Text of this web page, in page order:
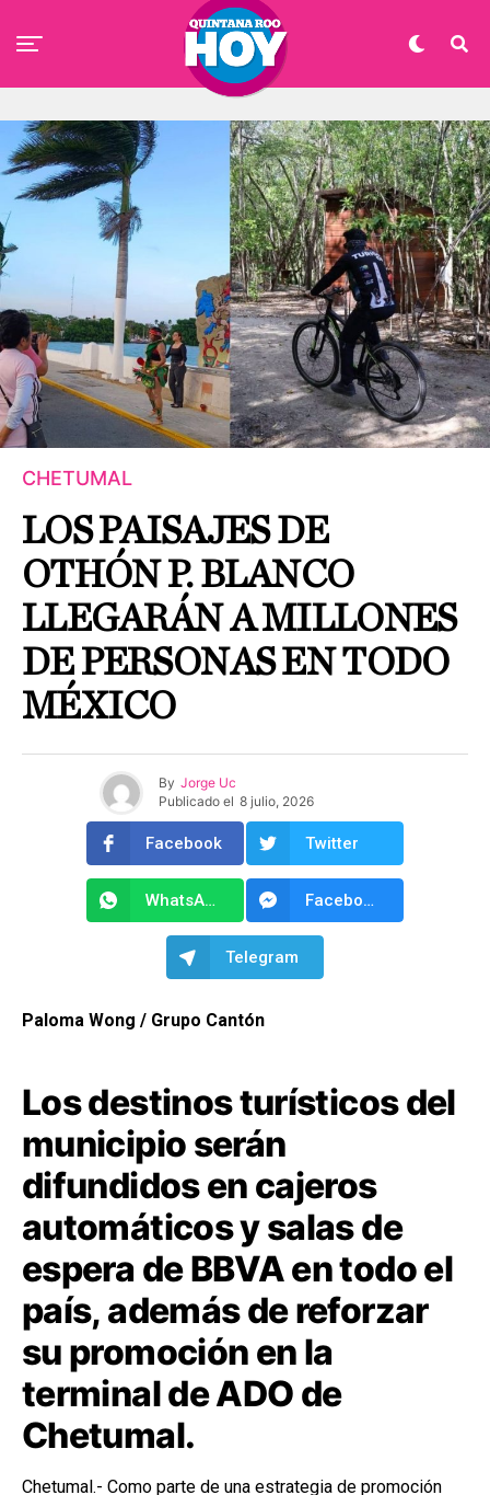
CHETUMAL
LOS PAISAJES DE
OTHÓN P. BLANCO
LLEGARÁN A MILLONES
DE PERSONAS EN TODO
MÉXICO
By Jorge Uc
Publicado el 8 julio, 2026
Facebook Twitter
WhatsApp Facebook Messenger
Telegram
Paloma Wong / Grupo Cantón
Los destinos turísticos del
municipio serán
difundidos en cajeros
automáticos y salas de
espera de BBVA en todo el
país, además de reforzar
su promoción en la
terminal de ADO de
Chetumal.
Chetumal.- Como parte de una estrategia de promoción